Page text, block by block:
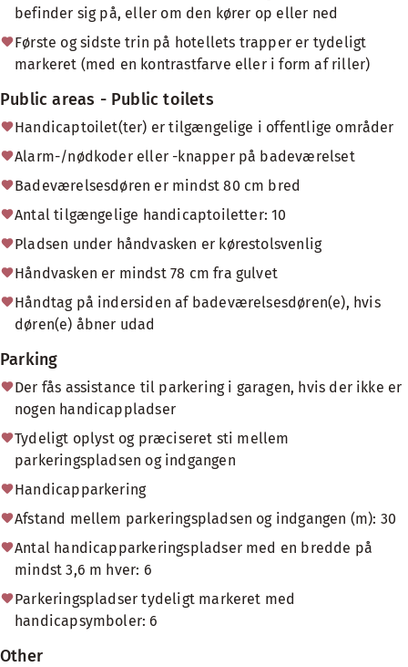
befinder sig på, eller om den kører op eller ned
Første og sidste trin på hotellets trapper er tydeligt
markeret (med en kontrastfarve eller i form af riller)
Public areas - Public toilets
Handicaptoilet(ter) er tilgængelige i offentlige områder
Alarm-/nødkoder eller -knapper på badeværelset
Badeværelsesdøren er mindst 80 cm bred
Antal tilgængelige handicaptoiletter: 10
Pladsen under håndvasken er kørestolsvenlig
Håndvasken er mindst 78 cm fra gulvet
Håndtag på indersiden af badeværelsesdøren(e), hvis
døren(e) åbner udad
Parking
Der fås assistance til parkering i garagen, hvis der ikke er
nogen handicappladser
Tydeligt oplyst og præciseret sti mellem
parkeringspladsen og indgangen
Handicapparkering
Afstand mellem parkeringspladsen og indgangen (m): 30
Antal handicapparkeringspladser med en bredde på
mindst 3,6 m hver: 6
Parkeringspladser tydeligt markeret med
handicapsymboler: 6
Other